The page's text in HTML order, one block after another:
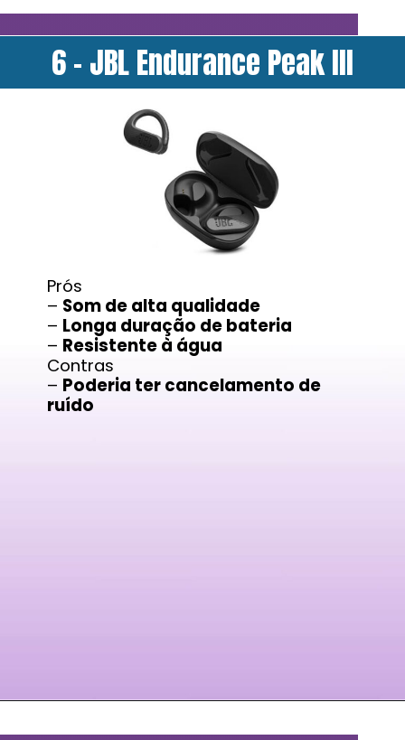
6 - JBL Endurance Peak III
Prós
– Som de alta qualidade
– Longa duração de bateria
– Resistente à água
Contras
– Poderia ter cancelamento de
ruído